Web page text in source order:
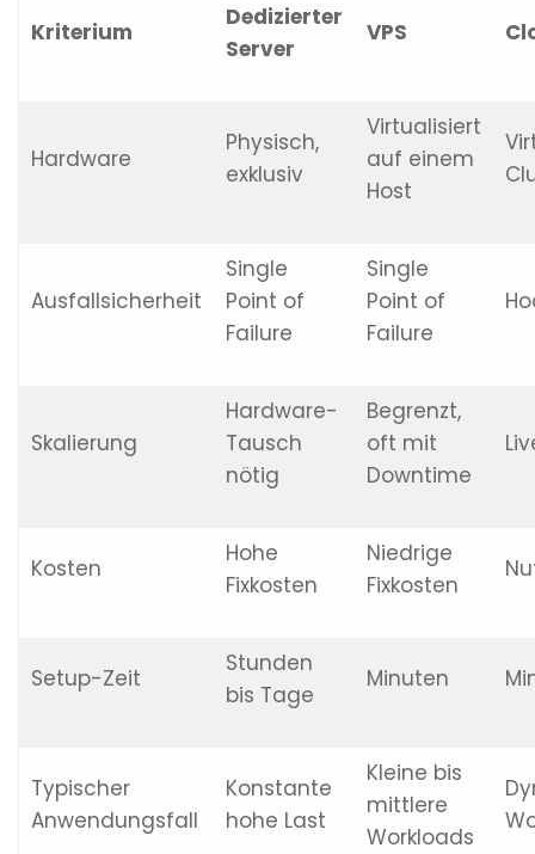
Kriterium
Dedizierter
Server
VPS
Hardware
Physisch,
exklusiv
Virtualisiert
auf einem
Host
Ausfallsicherheit
Single
Point of
Failure
Single
Point of
Failure
Skalierung
Hardware-
Tausch
nötig
Begrenzt,
oft mit
Downtime
Kosten
Hohe
Fixkosten
Niedrige
Fixkosten
Setup-Zeit
Stunden
bis Tage
Minuten
Typischer
Anwendungsfall
Konstante
hohe Last
Kleine bis
mittlere
Workloads